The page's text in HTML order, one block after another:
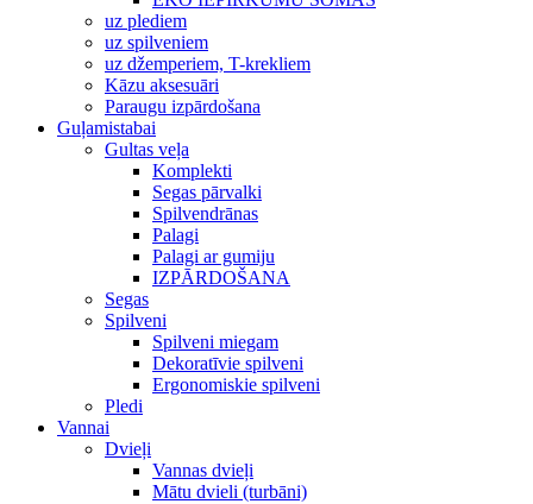
uz plediem
uz spilveniem
uz džemperiem, T-krekliem
Kāzu aksesuāri
Paraugu izpārdošana
Guļamistabai
Gultas veļa
Komplekti
Segas pārvalki
Spilvendrānas
Palagi
Palagi ar gumiju
IZPĀRDOŠANA
Segas
Spilveni
Spilveni miegam
Dekoratīvie spilveni
Ergonomiskie spilveni
Pledi
Vannai
Dvieļi
Vannas dvieļi
Mātu dvieli (turbāni)